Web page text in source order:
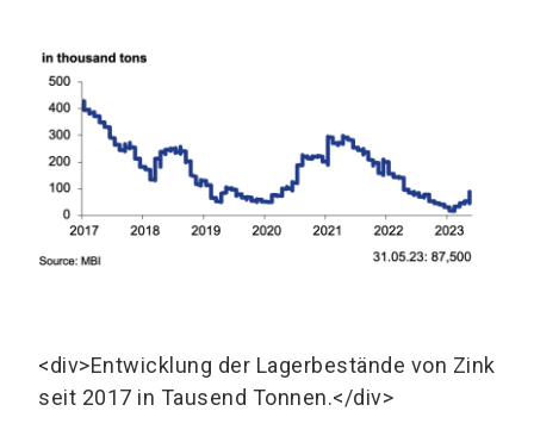
<div>Entwicklung der Lagerbestände von Zink
seit 2017 in Tausend Tonnen.</div>